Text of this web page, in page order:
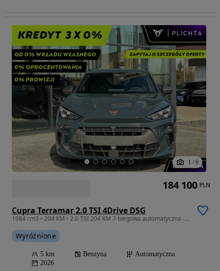
1 / 6
Cupra Terramar 2.0 TSI 4Drive DSG
1984 cm3 • 204 KM • 2.0 TSI 204 KM 7-biegowa automatyczna - DSG 4Drive
Wyróżnione
5 km Benzyna
Automatyczna
2026
184 100 PLN